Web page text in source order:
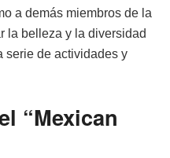
a demás miembros de la
la belleza y la diversidad
serie de actividades y
“Mexican